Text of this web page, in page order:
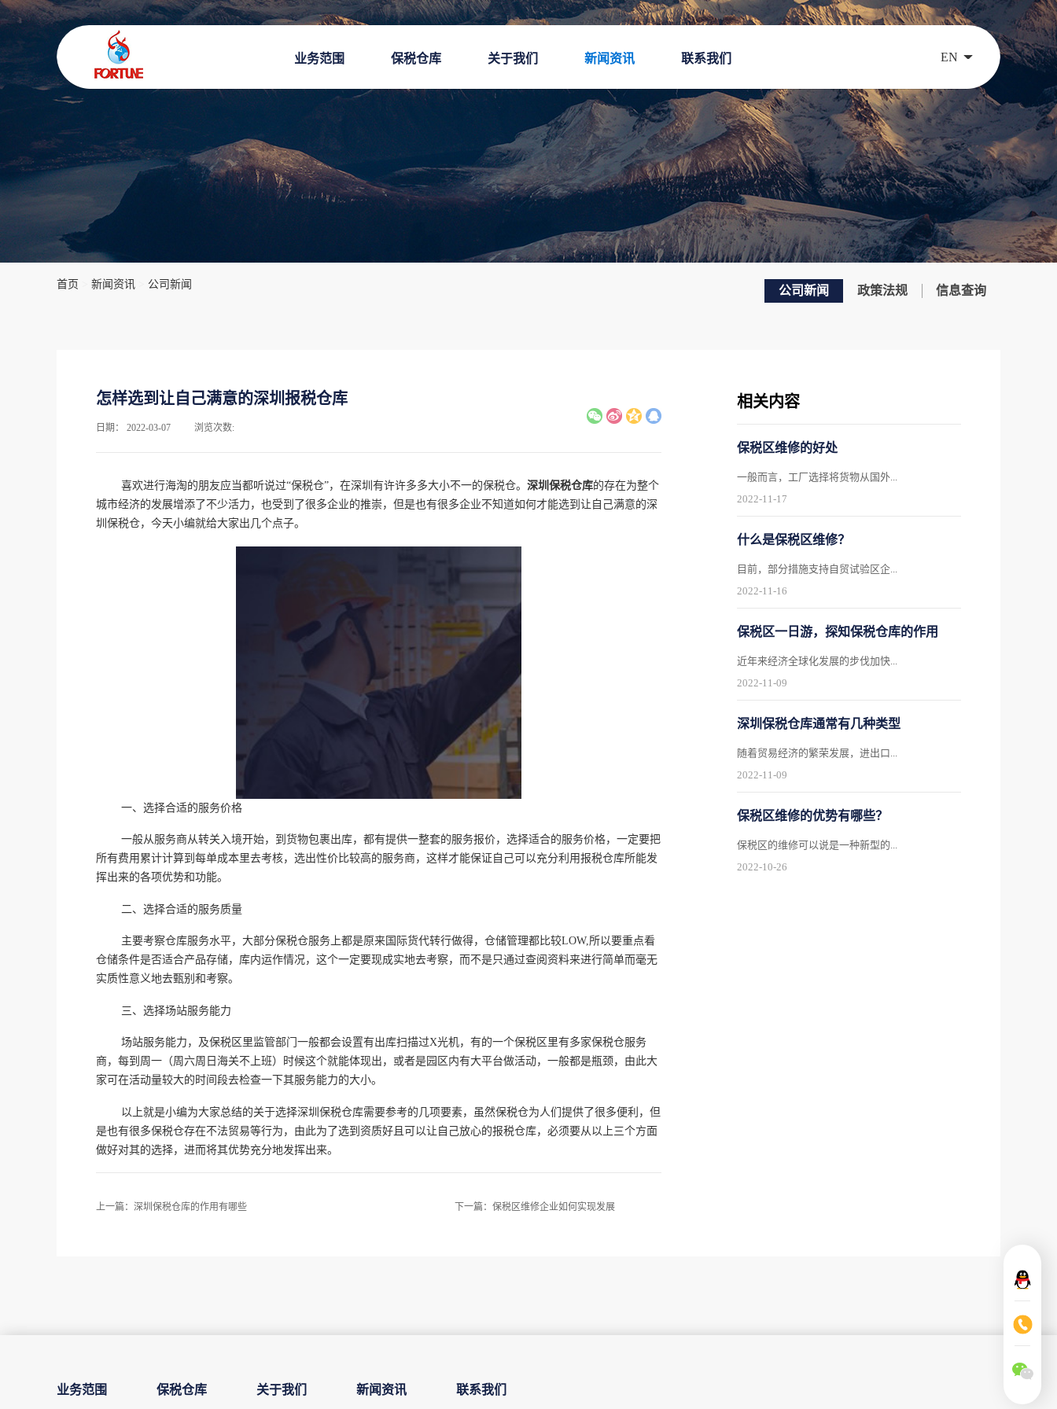
业务范围 保税仓库 关于我们 新闻资讯 联系我们 EN
首页 新闻资讯 公司新闻 公司新闻 政策法规 信息查询
怎样选到让自己满意的深圳报税仓库
日期： 2022-03-07 浏览次数:
喜欢进行海淘的朋友应当都听说过“保税仓”，在深圳有许许多多大小不一的保税仓。 深圳保税仓库‍的存在为整个
城市经济的发展增添了不少活力，也受到了很多企业的推崇，但是也有很多企业不知道如何才能选到让自己满意的深
圳保税仓，今天小编就给大家出几个点子。
一、选择合适的服务价格
一般从服务商从转关入境开始，到货物包裹出库，都有提供一整套的服务报价，选择适合的服务价格，一定要把
所有费用累计计算到每单成本里去考核，选出性价比较高的服务商，这样才能保证自己可以充分利用报税仓库所能发
挥出来的各项优势和功能。
二、选择合适的服务质量
主要考察仓库服务水平，大部分保税仓服务上都是原来国际货代转行做得，仓储管理都比较LOW,所以要重点看
仓储条件是否适合产品存储，库内运作情况，这个一定要现成实地去考察，而不是只通过查阅资料来进行简单而毫无
实质性意义地去甄别和考察。
三、选择场站服务能力
场站服务能力，及保税区里监管部门一般都会设置有出库扫描过X光机，有的一个保税区里有多家保税仓服务
商，每到周一（周六周日海关不上班）时候这个就能体现出，或者是园区内有大平台做活动，一般都是瓶颈，由此大
家可在活动量较大的时间段去检查一下其服务能力的大小。
以上就是小编为大家总结的关于选择深圳保税仓库需要参考的几项要素，虽然保税仓为人们提供了很多便利，但
是也有很多保税仓存在不法贸易等行为，由此为了选到资质好且可以让自己放心的报税仓库，必须要从以上三个方面
做好对其的选择，进而将其优势充分地发挥出来。‍
上一篇： 深圳保税仓库的作用有哪些 下一篇： 保税区维修企业如何实现发展
相关内容
保税区维修的好处
一般而言，工厂选择将货物从国外...
2022-11-17
什么是保税区维修？
目前，部分措施支持自贸试验区企...
2022-11-16
保税区一日游，探知保税仓库的作用
近年来经济全球化发展的步伐加快...
2022-11-09
深圳保税仓库通常有几种类型
随着贸易经济的繁荣发展，进出口...
2022-11-09
保税区维修的优势有哪些？
保税区的维修可以说是一种新型的...
2022-10-26
业务范围 保税仓库 关于我们 新闻资讯 联系我们